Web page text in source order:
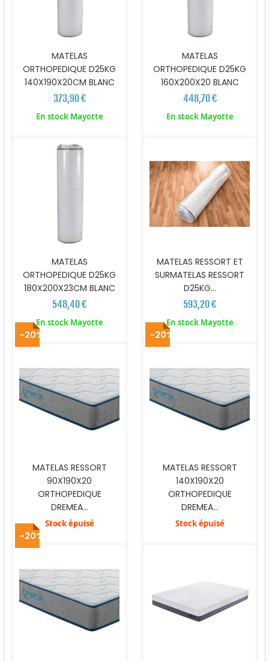
MATELAS
ORTHOPEDIQUE D25KG
140X190X20CM BLANC
373,90 €
En stock Mayotte
MATELAS
ORTHOPEDIQUE D25KG
160X200X20 BLANC
448,70 €
En stock Mayotte
MATELAS
ORTHOPEDIQUE D25KG
180X200X23CM BLANC
548,40 €
En stock Mayotte
MATELAS RESSORT ET
SURMATELAS RESSORT
D25KG...
593,20 €
En stock Mayotte
-20%
MATELAS RESSORT
90X190X20
ORTHOPEDIQUE
DREMEA...
Stock épuisé
-20%
MATELAS RESSORT
140X190X20
ORTHOPEDIQUE
DREMEA...
Stock épuisé
-20%